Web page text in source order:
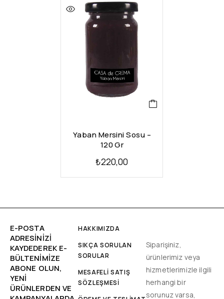
Yaban Mersini Sosu –
120 Gr
₺220,00
E-POSTA
ADRESINIZI
KAYDEDEREK E-
BÜLTENIMIZE
ABONE OLUN,
YENİ
ÜRÜNLERDEN VE
HAKKIMIZDA
SIKÇA SORULAN
SORULAR
MESAFELİ SATIŞ
SÖZLEŞMESİ
Siparişiniz,
ürünlerimiz veya
hizmetlerimizle ilgili
herhangi bir
sorunuz varsa,